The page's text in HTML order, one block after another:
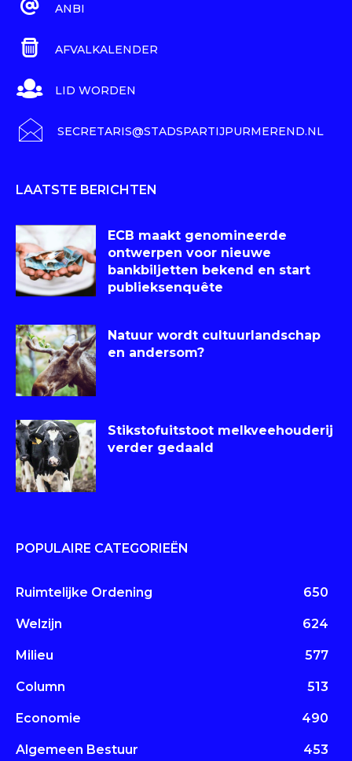
ANBI
AFVALKALENDER
LID WORDEN
SECRETARIS@STADSPARTIJPURMEREND.NL
LAATSTE BERICHTEN
ECB maakt genomineerde
ontwerpen voor nieuwe
bankbiljetten bekend en start
publieksenquête
Natuur wordt cultuurlandschap
en andersom?
Stikstofuitstoot melkveehouderij
verder gedaald
POPULAIRE CATEGORIEËN
Ruimtelijke Ordening 650
Welzijn 624
Milieu 577
Column 513
Economie 490
Algemeen Bestuur 453